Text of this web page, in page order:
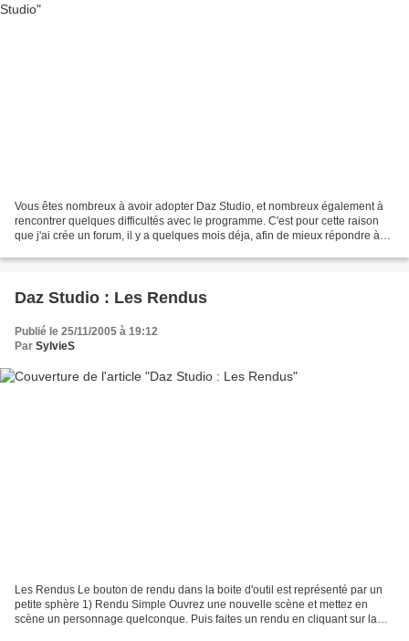
Vous êtes nombreux à avoir adopter Daz Studio, et nombreux également à
rencontrer quelques difficultés avec le programme. C'est pour cette raison
que j'ai crée un forum, il y a quelques mois déja, afin de mieux répondre à
Daz Studio : Les Rendus
Publié le 25/11/2005 à 19:12
Par SylvieS
Les Rendus Le bouton de rendu dans la boite d'outil est représenté par un
petite sphère 1) Rendu Simple Ouvrez une nouvelle scène et mettez en
scène un personnage quelconque. Puis faites un rendu en cliquant sur la